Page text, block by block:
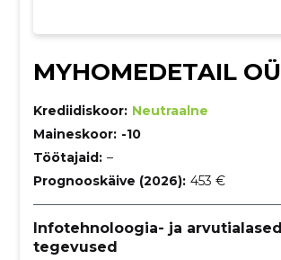
MYHOMEDETAIL OÜ
Krediidiskoor: Neutraalne
Maineskoor: -10
Töötajaid: –
Prognooskäive (2026): 453 €
Infotehnoloogia- ja arvutialased
tegevused